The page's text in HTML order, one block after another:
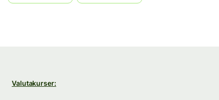
Valutakurser: